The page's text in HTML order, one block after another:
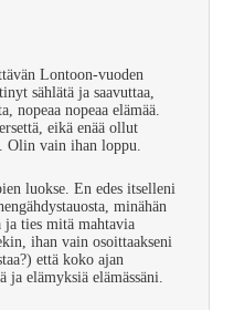
Lontoon-vuoden
sählätä ja saavuttaa,
nopeaa nopeaa elämää.
eikä enää ollut
Olin vain ihan loppu.
luokse. En edes itselleni
minähän
ja ties mitä mahtavia
ihan vain osoittaakseni
että koko ajan
ja elämyksiä elämässäni.